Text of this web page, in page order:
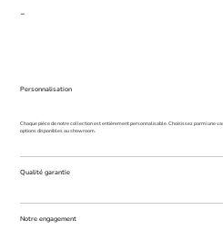
-
Personnalisation
Chaque pièce de notre collection est entièrement personnalisable. Choisissez parmi une
options disponibles au showroom.
Qualité garantie
Notre engagement